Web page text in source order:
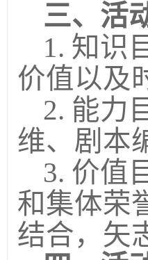
三、活
1. 知识
价值以及
2. 能力
维、剧本
3. 价值
和集体荣
结合，矢